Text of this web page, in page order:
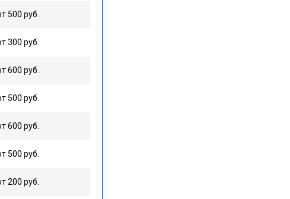
500 руб.
300 руб.
600 руб.
500 руб.
600 руб.
500 руб.
200 руб.